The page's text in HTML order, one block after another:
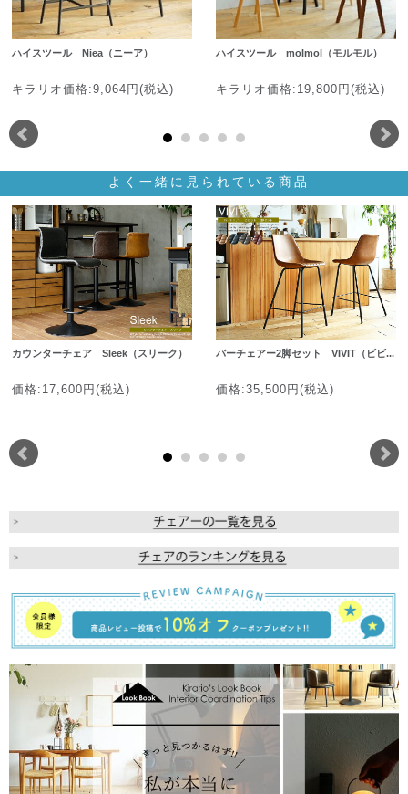
ハイスツール Niea（ニーア）
キラリオ価格:9,064円(税込)
ハイスツール molmol（モルモル）
キラリオ価格:19,800円(税込)
よく一緒に見られている商品
カウンターチェア Sleek（スリーク）
価格:17,600円(税込)
バーチェアー2脚セット VIVIT（ビビ...
価格:35,500円(税込)